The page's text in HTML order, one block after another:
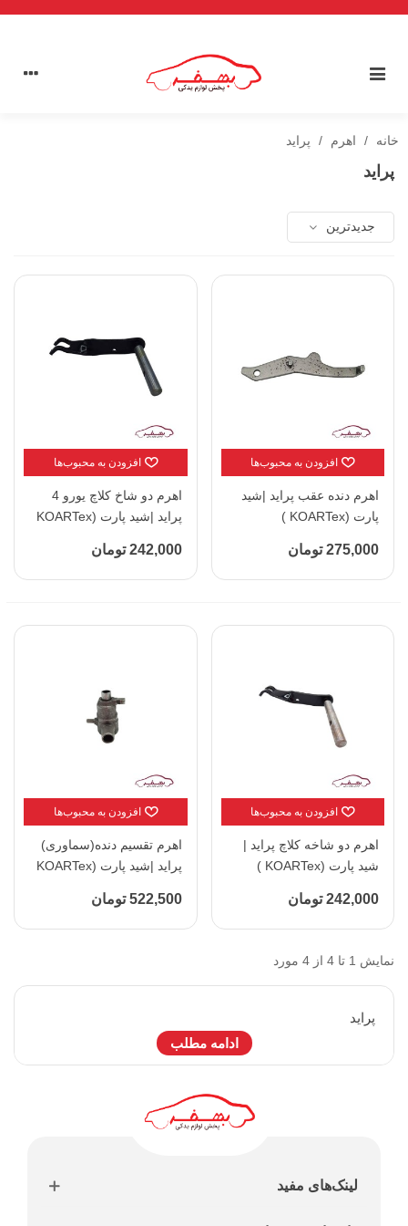
خانه / اهرم / پراید
پراید
جدیدترین
افزودن به محبوب‌ها
اهرم دنده عقب پراید |شید
پارت (KOARTex )
275,000 تومان
افزودن به محبوب‌ها
اهرم دو شاخ کلاچ یورو 4
پراید |شید پارت (KOARTex
242,000 تومان
افزودن به محبوب‌ها
اهرم دو شاخه کلاچ پراید |
شید پارت (KOARTex )
242,000 تومان
افزودن به محبوب‌ها
اهرم تقسیم دنده(سماوری)
پراید |شید پارت (KOARTex
522,500 تومان
نمایش 1 تا 4 از 4 مورد
پرايد
ادامه مطلب
لینک‌های مفید